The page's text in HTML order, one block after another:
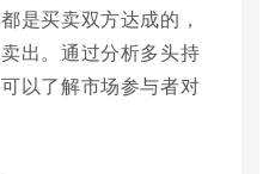
是买卖双方达成的，
出。通过分析多头持
以了解市场参与者对